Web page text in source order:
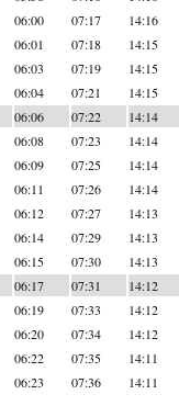
06:00 07:17 14:16
06:01 07:18 14:15
06:03 07:19 14:15
06:04 07:21 14:15
06:06 07:22 14:14
06:08 07:23 14:14
06:09 07:25 14:14
06:11 07:26 14:14
06:12 07:27 14:13
06:14 07:29 14:13
06:15 07:30 14:13
06:17 07:31 14:12
06:19 07:33 14:12
06:20 07:34 14:12
06:22 07:35 14:11
06:23 07:36 14:11